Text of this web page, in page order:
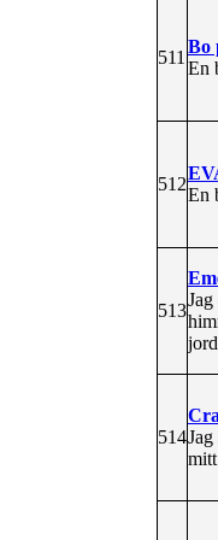
511
Bo
En
512
En
513
514